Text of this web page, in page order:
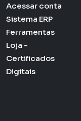
Acessar conta
Sistema ERP
Ferramentas
Loja -
Certificados
Digitais